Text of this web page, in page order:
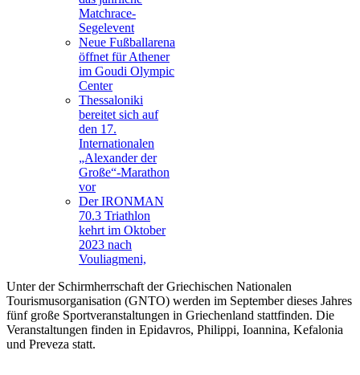
Matchrace-
Segelevent
Neue Fußballarena
öffnet für Athener
im Goudi Olympic
Center
Thessaloniki
bereitet sich auf
den 17.
Internationalen
„Alexander der
Große“-Marathon
vor
Der IRONMAN
70.3 Triathlon
kehrt im Oktober
2023 nach
Vouliagmeni,
Unter der Schirmherrschaft der Griechischen Nationalen
Tourismusorganisation (GNTO) werden im September dieses Jahres
fünf große Sportveranstaltungen in Griechenland stattfinden. Die
Veranstaltungen finden in Epidavros, Philippi, Ioannina, Kefalonia
und Preveza statt.